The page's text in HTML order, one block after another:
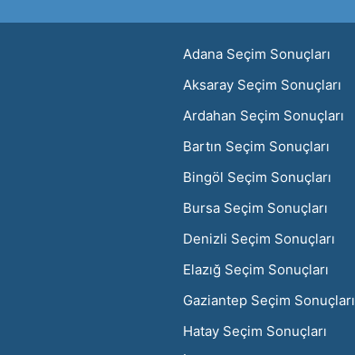
Adana Seçim Sonuçları
Aksaray Seçim Sonuçları
Ardahan Seçim Sonuçları
Bartın Seçim Sonuçları
Bingöl Seçim Sonuçları
Bursa Seçim Sonuçları
Denizli Seçim Sonuçları
Elazığ Seçim Sonuçları
Gaziantep Seçim Sonuçları
Hatay Seçim Sonuçları